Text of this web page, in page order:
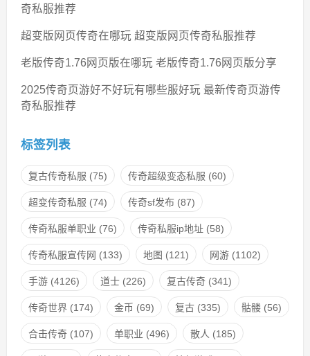
奇私服推荐
超变版网页传奇在哪玩 超变版网页传奇私服推荐
老版传奇1.76网页版在哪玩 老版传奇1.76网页版分享
2025传奇页游好不好玩有哪些服好玩 最新传奇页游传
奇私服推荐
标签列表
复古传奇私服 (75) 传奇超级变态私服 (60)
超变传奇私服 (74) 传奇sf发布(87)
传奇私服单职业 (76) 传奇私服ip地址(58)
传奇私服宣传网 (133) 地图 (121) 网游(1102)
手游(4126) 道士(226) 复古传奇(341)
传奇世界(174) 金币 (69) 复古(335) 骷髅(56)
合击传奇(107) 单职业 (496) 散人 (185)